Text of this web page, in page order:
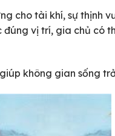
cho tài khí, sự thịnh
vị trí, gia chủ có
không gian sống